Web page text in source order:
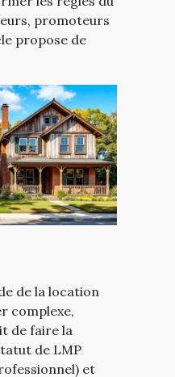
promoteurs
propose de
de la location
complexe,
de faire la
de LMP
et